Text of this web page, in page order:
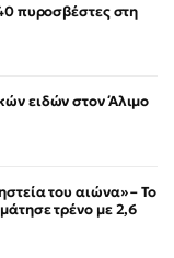
πυροσβέστες στη
ειδών στον Άλιμο
του αιώνα» – Το
τρένο με 2,6